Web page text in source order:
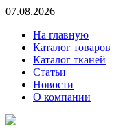
07.08.2026
На главную
Каталог товаров
Каталог тканей
Статьи
Новости
О компании